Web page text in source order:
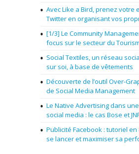
Avec Like a Bird, prenez votre
Twitter en organisant vos
[1/3] Le Community
focus sur le secteur du
Social Textiles, un réseau
sur soi, à base de vêtements
Découverte de l’outil Over-
de Social Media Management
Le Native Advertising dans
social media : le cas Bose et
Publicité Facebook : tutoriel
se lancer et maximiser sa